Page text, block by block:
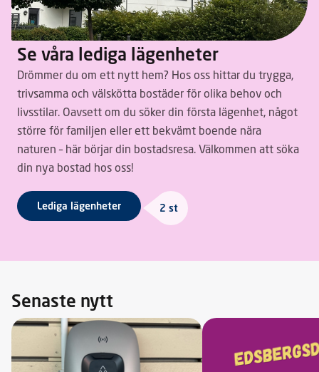
Se våra lediga lägenheter
Drömmer du om ett nytt hem? Hos oss hittar du trygga,
trivsamma och välskötta bostäder för olika behov och
livsstilar. Oavsett om du söker din första lägenhet, något
större för familjen eller ett bekvämt boende nära
naturen – här börjar din bostadsresa. Välkommen att söka
din nya bostad hos oss!
Lediga lägenheter 2 st
Senaste nytt